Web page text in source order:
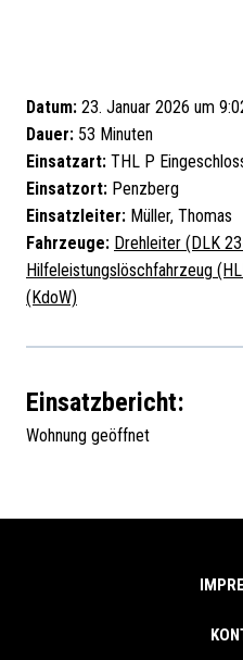
Datum: 23. Januar 2026 um
Dauer: 53 Minuten
Einsatzart: THL P
Einsatzort: Penzberg
Einsatzleiter: Müller, Thomas
Fahrzeuge: Drehleiter (DLK
Hilfeleistungslöschfahrzeug
(KdoW)
Einsatzbericht:
Wohnung geöffnet